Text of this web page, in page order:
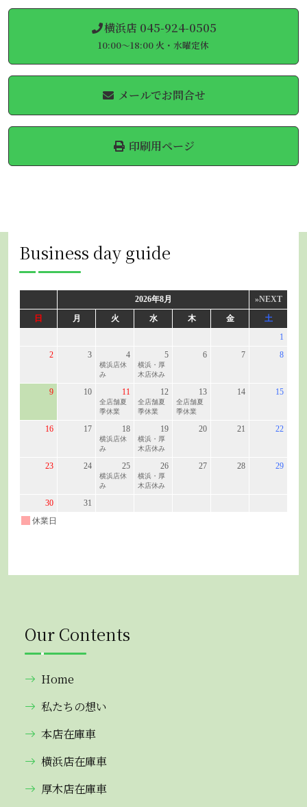
横浜店 045-924-0505
10:00～18:00 火・水曜定休
メールでお問合せ
印刷用ページ
Business day guide
Our Contents
Home
私たちの想い
本店在庫車
横浜店在庫車
厚木店在庫車